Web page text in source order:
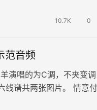
10.7K 0
范音频
演唱的为C调，不夹变调
线谱共两张图片。 情意